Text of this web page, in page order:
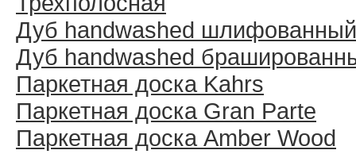
Дуб handwashed шлифованный
Дуб handwashed
Паркетная доска Kahrs
Паркетная доска Gran Parte
Паркетная доска Amber Wood